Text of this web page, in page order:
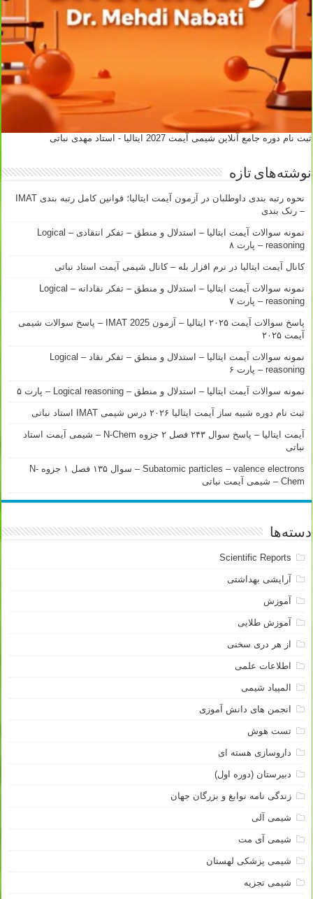
ثبت نام دوره جامع آنلاین شیمی آیمت 2027 ایتالیا - استاد مهدی نباتی
نوشته‌های تازه
نحوه رتبه بندی داوطلبان در آزمون آیمت ایتالیا؛ قوانین کامل رتبه بندی IMAT
– رنک بندی
نمونه سوالات آیمت ایتالیا – استدلال و منطق – تفکر انتقادی – Logical
reasoning – پارت ۸
کانال آیمت ایتالیا در نرم افزار بله – کانال شیمی آیمت استاد نباتی
نمونه سوالات آیمت ایتالیا – استدلال و منطق – تفکر نقادانه – Logical
reasoning – پارت ۷
پاسخ سوالات آیمت ۲۰۲۵ ایتالیا – آزمون IMAT 2025 – پاسخ سوالات شیمی
آیمت ۲۰۲۵
نمونه سوالات آیمت ایتالیا – استدلال و منطق – تفکر نقاد – Logical
reasoning – پارت ۶
نمونه سوالات آیمت ایتالیا – استدلال و منطق – Logical reasoning – پارت ۵
ثبت نام دوره شبیه ساز آیمت ایتالیا ۲۰۲۶ درس شیمی IMAT استاد نباتی
آیمت ایتالیا – پاسخ سوال ۲۴۳ فصل ۲ جزوه N-Chem – شیمی آیمت استاد
نباتی
Subatomic particles – valence electrons – سوال ۱۳۵ فصل ۱ جزوه N-
Chem – شیمی آیمت نباتی
دسته‌ها
Scientific Reports
آرایشی بهداشتی
آموزش
آموزش طلایی
از هر دری سخنی
اطلاعات علمی
المپیاد شیمی
انجمن های دانش آموزی
تست هوش
داروسازی هسته ای
دبیرستان (دوره اول)
زندگی نامه نوابغ و بزرگان جهان
شیمی آلی
شیمی آی مت
شیمی پزشکی لهستان
شیمی تجزیه